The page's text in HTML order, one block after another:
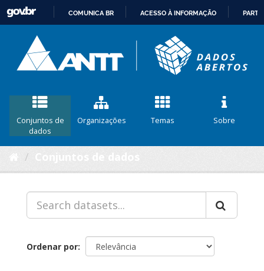
CONTEÚDO
COMUNICA BR ACESSO À INFORMAÇÃO
Conjuntos de
dados
Organizações Temas Sobre
Ordenar por